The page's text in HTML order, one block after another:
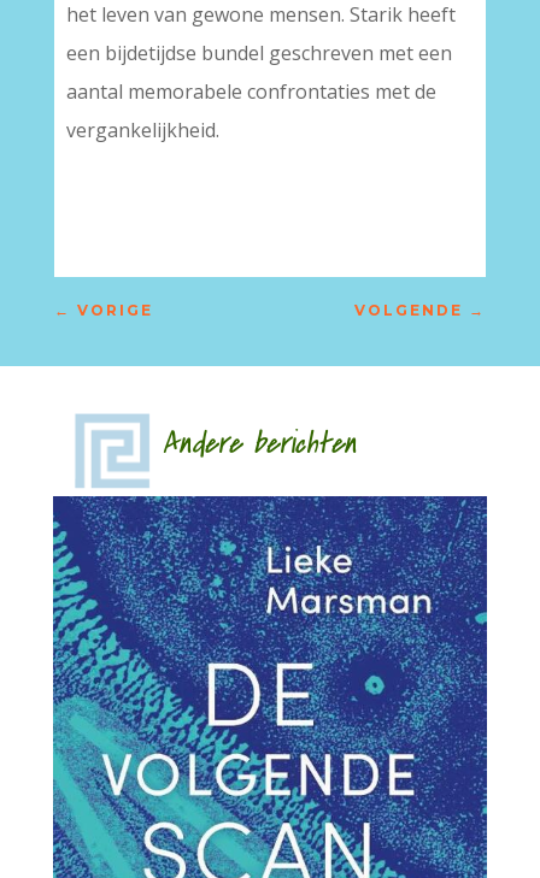
het leven van gewone mensen. Starik heeft
een bijdetijdse bundel geschreven met een
aantal memorabele confrontaties met de
vergankelijkheid.
← VORIGE VOLGENDE →
Andere berichten